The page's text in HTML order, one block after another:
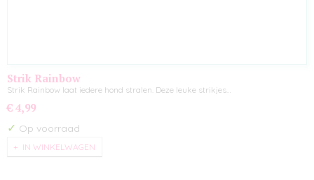
Strik Rainbow
Strik Rainbow laat iedere hond stralen. Deze leuke strikjes…
€ 4,99
✓ Op voorraad
IN WINKELWAGEN